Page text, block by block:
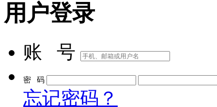
用户登录
账 号
密 码
忘记密码？